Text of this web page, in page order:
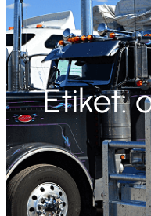
Etiket: